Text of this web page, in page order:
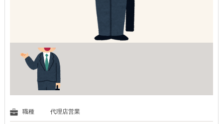
職種 代理店営業